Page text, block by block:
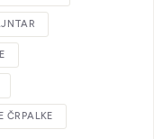
ČRPALKE